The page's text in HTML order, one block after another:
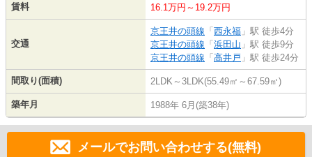
賃料 16.1万円～19.2万円
交通
京王井の頭線 「 西永福 」駅 徒歩4分
京王井の頭線 「 浜田山 」駅 徒歩9分
京王井の頭線 「 高井戸 」駅 徒歩24分
間取り(面積) 2LDK～3LDK(55.49㎡～67.59㎡)
築年月 1988年 6月(築38年)
メールでお問い合わせする(無料)